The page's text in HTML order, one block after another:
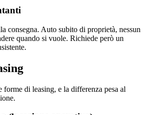
consegna. Auto subito di proprietà, nessun
quando si vuole. Richiede però un
forme di leasing, e la differenza pesa al